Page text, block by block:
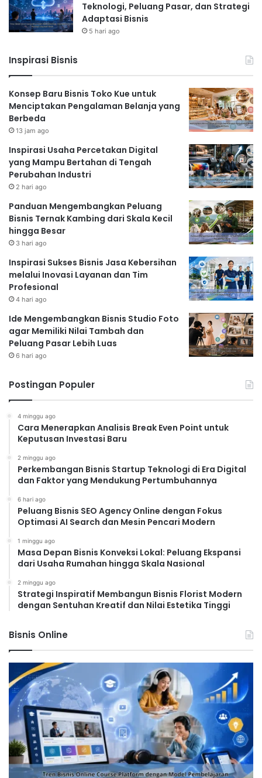
Teknologi, Peluang Pasar, dan Strategi
Adaptasi Bisnis
5 hari ago
Inspirasi Bisnis
Konsep Baru Bisnis Toko Kue untuk
Menciptakan Pengalaman Belanja yang
Berbeda
13 jam ago
Inspirasi Usaha Percetakan Digital
yang Mampu Bertahan di Tengah
Perubahan Industri
2 hari ago
Panduan Mengembangkan Peluang
Bisnis Ternak Kambing dari Skala Kecil
hingga Besar
3 hari ago
Inspirasi Sukses Bisnis Jasa Kebersihan
melalui Inovasi Layanan dan Tim
Profesional
4 hari ago
Ide Mengembangkan Bisnis Studio Foto
agar Memiliki Nilai Tambah dan
Peluang Pasar Lebih Luas
6 hari ago
Postingan Populer
4 minggu ago
Cara Menerapkan Analisis Break Even Point untuk
Keputusan Investasi Baru
2 minggu ago
Perkembangan Bisnis Startup Teknologi di Era Digital
dan Faktor yang Mendukung Pertumbuhannya
6 hari ago
Peluang Bisnis SEO Agency Online dengan Fokus
Optimasi AI Search dan Mesin Pencari Modern
1 minggu ago
Masa Depan Bisnis Konveksi Lokal: Peluang Ekspansi
dari Usaha Rumahan hingga Skala Nasional
2 minggu ago
Strategi Inspiratif Membangun Bisnis Florist Modern
dengan Sentuhan Kreatif dan Nilai Estetika Tinggi
Bisnis Online